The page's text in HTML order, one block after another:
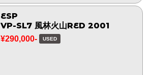
ESP
VP-SL7 風林火山RED 2001
¥290,000- USED